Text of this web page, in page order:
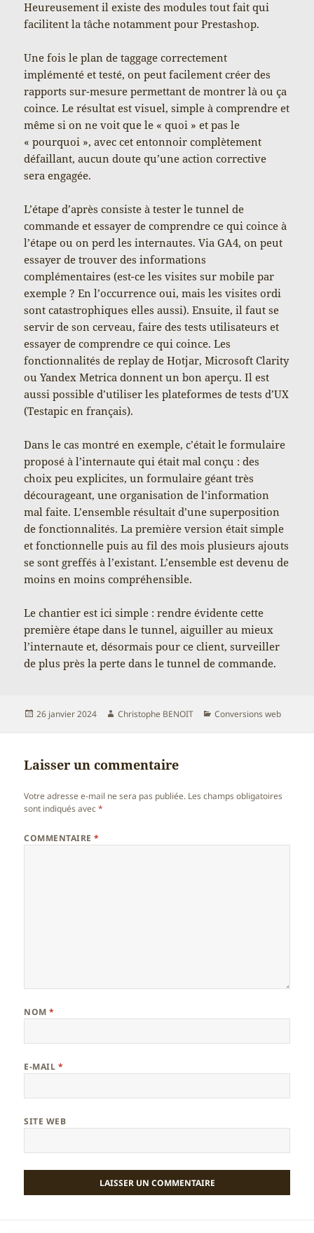
Heureusement il existe des modules tout fait qui
facilitent la tâche notamment pour Prestashop.
Une fois le plan de taggage correctement
implémenté et testé, on peut facilement créer des
rapports sur-mesure permettant de montrer là ou ça
coince. Le résultat est visuel, simple à comprendre et
même si on ne voit que le « quoi » et pas le
« pourquoi », avec cet entonnoir complètement
défaillant, aucun doute qu’une action corrective
sera engagée.
L’étape d’après consiste à tester le tunnel de
commande et essayer de comprendre ce qui coince à
l’étape ou on perd les internautes. Via GA4, on peut
essayer de trouver des informations
complémentaires (est-ce les visites sur mobile par
exemple ? En l’occurrence oui, mais les visites ordi
sont catastrophiques elles aussi). Ensuite, il faut se
servir de son cerveau, faire des tests utilisateurs et
essayer de comprendre ce qui coince. Les
fonctionnalités de replay de Hotjar, Microsoft Clarity
ou Yandex Metrica donnent un bon aperçu. Il est
aussi possible d’utiliser les plateformes de tests d’UX
(Testapic en français).
Dans le cas montré en exemple, c’était le formulaire
proposé à l’internaute qui était mal conçu : des
choix peu explicites, un formulaire géant très
décourageant, une organisation de l’information
mal faite. L’ensemble résultait d’une superposition
de fonctionnalités. La première version était simple
et fonctionnelle puis au fil des mois plusieurs ajouts
se sont greffés à l’existant. L’ensemble est devenu de
moins en moins compréhensible.
Le chantier est ici simple : rendre évidente cette
première étape dans le tunnel, aiguiller au mieux
l’internaute et, désormais pour ce client, surveiller
de plus près la perte dans le tunnel de commande.
Publié
26 janvier 2024 Auteur
Christophe BENOIT Catégories
Conversions web
Laisser un commentaire
Votre adresse e-mail ne sera pas publiée. Les champs obligatoires
sont indiqués avec*
COMMENTAIRE*
NOM*
E-MAIL *
SITE WEB